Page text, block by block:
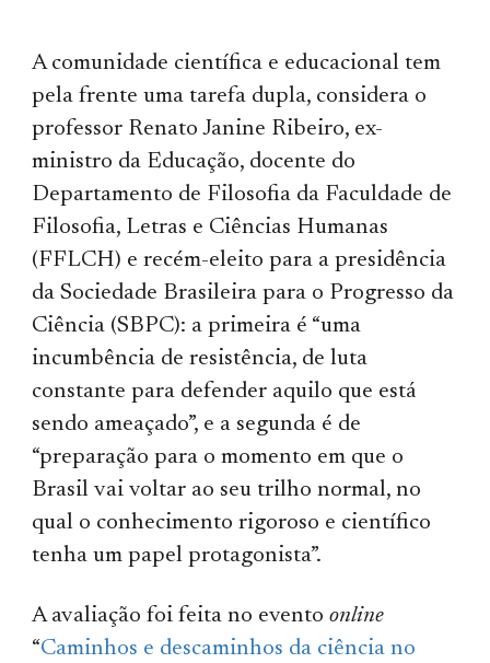
A comunidade científica e educacional tem
pela frente uma tarefa dupla, considera o
professor Renato Janine Ribeiro, ex-
ministro da Educação, docente do
Departamento de Filosofia da Faculdade de
Filosofia, Letras e Ciências Humanas
(FFLCH) e recém-eleito para a presidência
da Sociedade Brasileira para o Progresso da
Ciência (SBPC): a primeira é “uma
incumbência de resistência, de luta
constante para defender aquilo que está
sendo ameaçado”, e a segunda é de
“preparação para o momento em que o
Brasil vai voltar ao seu trilho normal, no
qual o conhecimento rigoroso e científico
tenha um papel protagonista”.
A avaliação foi feita no eventoonline
“Caminhos e descaminhos da ciência no